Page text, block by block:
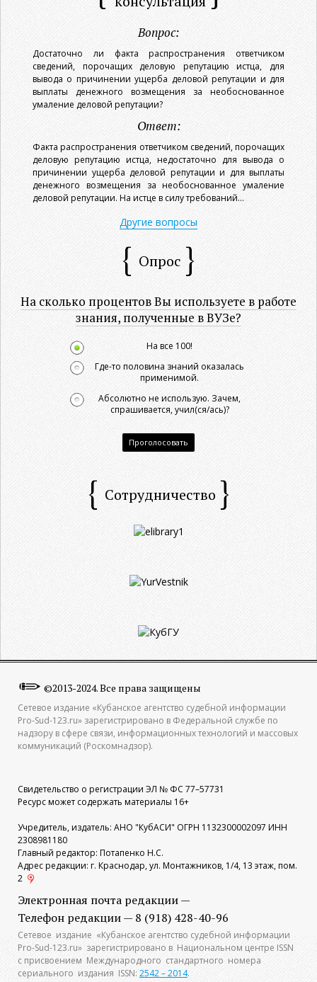
Вопрос:
Достаточно ли факта распространения ответчиком
сведений, порочащих деловую репутацию истца, для
вывода о причинении ущерба деловой репутации и для
выплаты денежного возмещения за необоснованное
умаление деловой репутации?
Ответ:
Факта распространения ответчиком сведений, порочащих
деловую репутацию истца, недостаточно для вывода о
причинении ущерба деловой репутации и для выплаты
денежного возмещения за необоснованное умаление
деловой репутации. На истце в силу требований...
Другие вопросы
Опрос
На сколько процентов Вы используете в работе
знания, полученные в ВУЗе?
На все 100!
Где-то половина знаний оказалась
применимой.
Абсолютно не использую. Зачем,
спрашивается, учил(ся/ась)?
Проголосовать
Сотрудничество
©2013-2024. Все права защищены
Сетевое издание «Кубанское агентство судебной информации
Pro-Sud-123.ru» зарегистрировано в Федеральной службе по
надзору в сфере связи, информационных технологий и массовых
коммуникаций (Роскомнадзор).
Свидетельство о регистрации ЭЛ № ФС 77–57731
Ресурс может содержать материалы 16+
Учредитель, издатель: АНО "КубАСИ" ОГРН 1132300002097 ИНН
2308981180
Главный редактор: Потапенко Н.С.
Адрес редакции: г. Краснодар, ул. Монтажников, 1/4, 13 этаж, пом.
2
Электронная почта редакции —
Телефон редакции — 8 (918) 428-40-96
Сетевое издание «Кубанское агентство судебной информации
Pro-Sud-123.ru» зарегистрировано в Национальном центре ISSN
с присвоением Международного стандартного номера
сериального издания ISSN: 2542 – 2014.